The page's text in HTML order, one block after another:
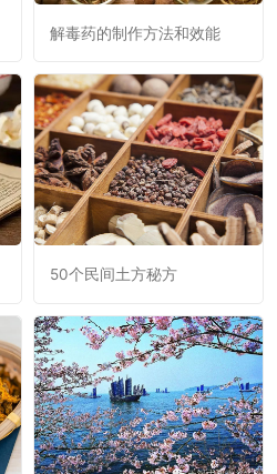
解毒药的制作方法和效能
50个民间土方秘方